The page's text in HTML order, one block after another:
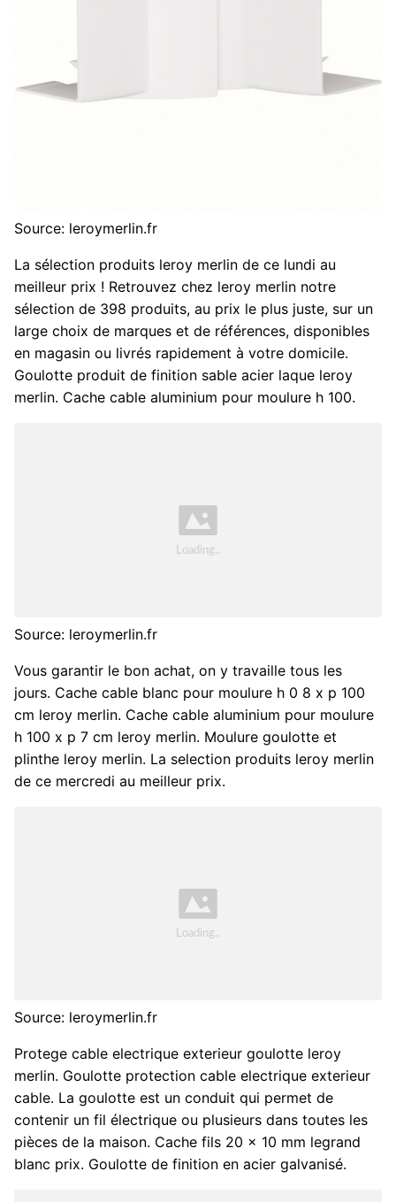
Source: leroymerlin.fr
La sélection produits leroy merlin de ce lundi au
meilleur prix ! Retrouvez chez leroy merlin notre
sélection de 398 produits, au prix le plus juste, sur un
large choix de marques et de références, disponibles
en magasin ou livrés rapidement à votre domicile.
Goulotte produit de finition sable acier laque leroy
merlin. Cache cable aluminium pour moulure h 100.
Source: leroymerlin.fr
Vous garantir le bon achat, on y travaille tous les
jours. Cache cable blanc pour moulure h 0 8 x p 100
cm leroy merlin. Cache cable aluminium pour moulure
h 100 x p 7 cm leroy merlin. Moulure goulotte et
plinthe leroy merlin. La selection produits leroy merlin
de ce mercredi au meilleur prix.
Source: leroymerlin.fr
Protege cable electrique exterieur goulotte leroy
merlin. Goulotte protection cable electrique exterieur
cable. La goulotte est un conduit qui permet de
contenir un fil électrique ou plusieurs dans toutes les
pièces de la maison. Cache fils 20 x 10 mm legrand
blanc prix. Goulotte de finition en acier galvanisé.